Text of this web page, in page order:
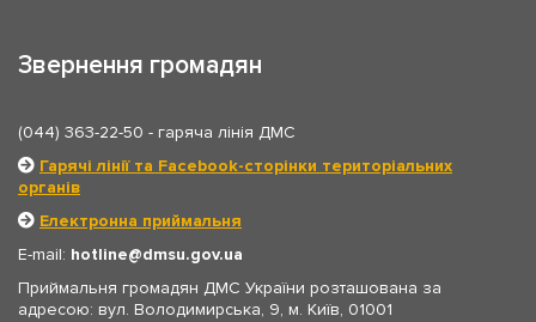
Звернення громадян
(044) 363-22-50 - гаряча лінія ДМС
Гарячі лінії та Facebook-сторінки територіальних
органів
Електронна приймальня
E-mail: hotline
dmsu.gov.ua
Приймальня громадян ДМС України розташована за
адресою: вул. Володимирська, 9, м. Київ, 01001